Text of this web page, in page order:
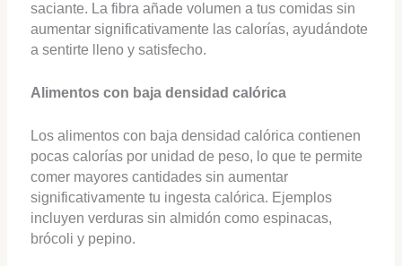
saciante. La fibra añade volumen a tus comidas sin
aumentar significativamente las calorías, ayudándote
a sentirte lleno y satisfecho.
Alimentos con baja densidad calórica
Los alimentos con baja densidad calórica contienen
pocas calorías por unidad de peso, lo que te permite
comer mayores cantidades sin aumentar
significativamente tu ingesta calórica. Ejemplos
incluyen verduras sin almidón como espinacas,
brócoli y pepino.